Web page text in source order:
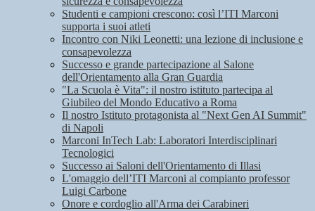
Studenti e campioni crescono: così l’ITI Marconi
supporta i suoi atleti
Incontro con Niki Leonetti: una lezione di inclusione e
consapevolezza
Successo e grande partecipazione al Salone
dell'Orientamento alla Gran Guardia
"La Scuola è Vita": il nostro istituto partecipa al
Giubileo del Mondo Educativo a Roma
Il nostro Istituto protagonista al "Next Gen AI Summit"
di Napoli
Marconi InTech Lab: Laboratori Interdisciplinari
Tecnologici
Successo ai Saloni dell'Orientamento di Illasi
L'omaggio dell’ITI Marconi al compianto professor
Luigi Carbone
Onore e cordoglio all'Arma dei Carabineri